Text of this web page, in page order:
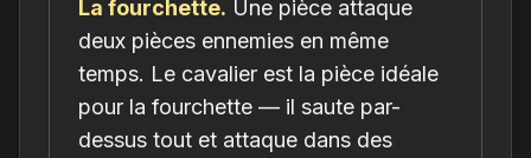
La fourchette. Une pièce attaque
deux pièces ennemies en même
temps. Le cavalier est la pièce idéale
pour la fourchette — il saute par-
dessus tout et attaque dans des